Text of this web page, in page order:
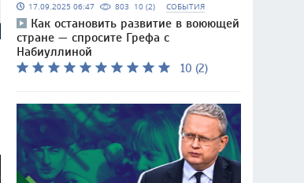
17.09.2025 06:47 803 10 (2) СОБЫТИЯ
Как остановить развитие в воюющей
стране — спросите Грефа с
Набиуллиной
10 (2)